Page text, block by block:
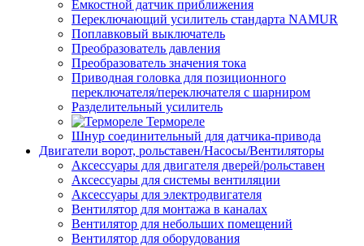
Емкостной датчик приближения
Переключающий усилитель стандарта NAMUR
Поплавковый выключатель
Преобразователь давления
Преобразователь значения тока
Приводная головка для позиционного
переключателя/переключателя с шарниром
Разделительный усилитель
Термореле
Шнур соединительный для датчика-привода
Двигатели ворот, рольставен/Насосы/Вентиляторы
Аксессуары для двигателя дверей/рольставен
Аксессуары для системы вентиляции
Аксессуары для электродвигателя
Вентилятор для монтажа в каналах
Вентилятор для небольших помещений
Вентилятор для оборудования